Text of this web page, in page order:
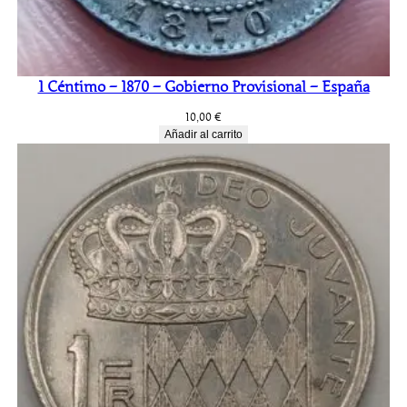
1 Céntimo – 1870 – Gobierno Provisional – España
10,00 €
Añadir al carrito